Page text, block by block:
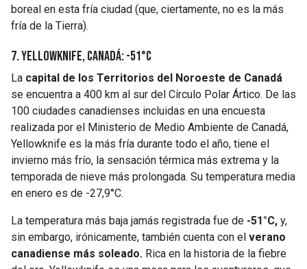
boreal en esta fría ciudad (que, ciertamente, no es la más
fría de la Tierra).
7. Yellowknife, Canadá: -51°C
La capital de los Territorios del Noroeste de Canadá
se encuentra a 400 km al sur del Círculo Polar Ártico. De las
100 ciudades canadienses incluidas en una encuesta
realizada por el Ministerio de Medio Ambiente de Canadá,
Yellowknife es la más fría durante todo el año, tiene el
invierno más frío, la sensación térmica más extrema y la
temporada de nieve más prolongada. Su temperatura media
en enero es de -27,9°C.
La temperatura más baja jamás registrada fue de -51°C, y,
sin embargo, irónicamente, también cuenta con el verano
canadiense más soleado. Rica en la historia de la fiebre